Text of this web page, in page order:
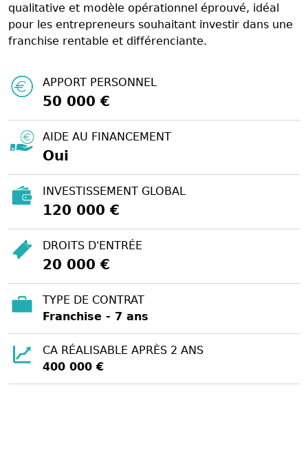
qualitative et modèle opérationnel éprouvé, idéal
pour les entrepreneurs souhaitant investir dans une
franchise rentable et différenciante.
APPORT PERSONNEL
50 000 €
AIDE AU FINANCEMENT
Oui
INVESTISSEMENT GLOBAL
120 000 €
DROITS D'ENTRÉE
20 000 €
TYPE DE CONTRAT
Franchise - 7 ans
CA RÉALISABLE APRÈS 2 ANS
400 000 €